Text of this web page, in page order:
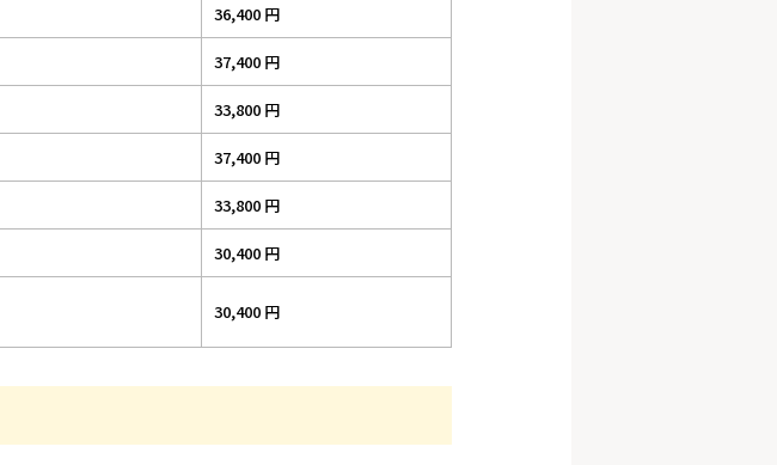
36,400 円
37,400 円
33,800 円
37,400 円
33,800 円
30,400 円
30,400 円